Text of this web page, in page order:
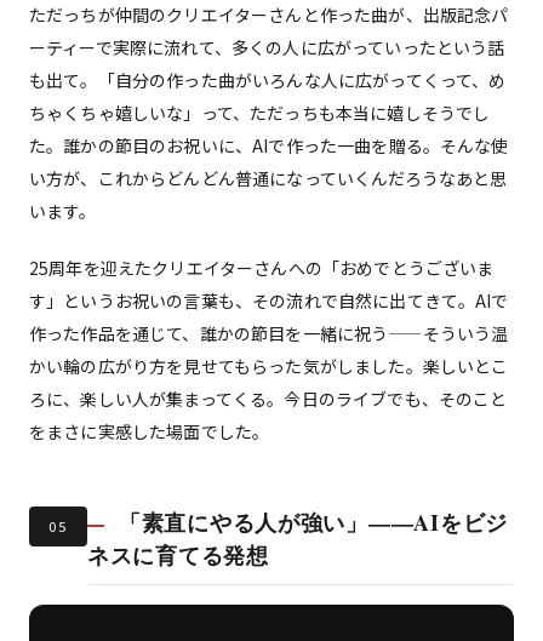
ただっちが仲間のクリエイターさんと作った曲が、出版記念パ
ーティーで実際に流れて、多くの人に広がっていったという話
も出て。「自分の作った曲がいろんな人に広がってくって、め
ちゃくちゃ嬉しいな」って、ただっちも本当に嬉しそうでし
た。誰かの節目のお祝いに、AIで作った一曲を贈る。そんな使
い方が、これからどんどん普通になっていくんだろうなあと思
います。
25周年を迎えたクリエイターさんへの「おめでとうございま
す」というお祝いの言葉も、その流れで自然に出てきて。AIで
作った作品を通じて、誰かの節目を一緒に祝う——そういう温
かい輪の広がり方を見せてもらった気がしました。楽しいとこ
ろに、楽しい人が集まってくる。今日のライブでも、そのこと
をまさに実感した場面でした。
05
「素直にやる人が強い」——AIをビジ
ネスに育てる発想